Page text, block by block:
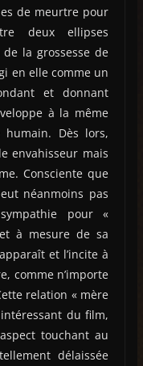
de meurtre pour
deux ellipses
la grossesse de
en elle comme un
et donnant
à la même
humain. Dès lors,
envahisseur mais
Consciente que
néanmoins pas
pour «
à mesure de sa
et l’incite à
comme n’importe
relation « mère
du film,
touchant au
délaissée